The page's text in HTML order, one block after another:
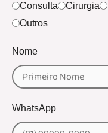
Consulta Cirurgia
Outros
Nome
WhatsApp